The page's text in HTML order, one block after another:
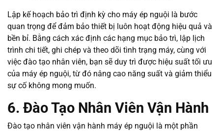
Lập kế hoạch bảo trì định kỳ cho máy ép nguội là bước
quan trọng để đảm bảo thiết bị luôn hoạt động hiệu quả và
bền bỉ. Bằng cách xác định các hạng mục bảo trì, lập lịch
trình chi tiết, ghi chép và theo dõi tình trạng máy, cùng với
việc đào tạo nhân viên, bạn sẽ duy trì được hiệu suất tối ưu
của máy ép nguội, từ đó nâng cao năng suất và giảm thiểu
sự cố không mong muốn.
6. Đào Tạo Nhân Viên Vận Hành
Đào tạo nhân viên vận hành máy ép nguội là một phần